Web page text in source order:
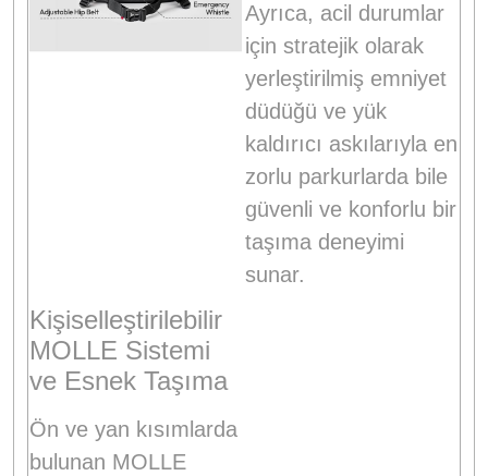
Ayrıca, acil durumlar
için stratejik olarak
yerleştirilmiş emniyet
düdüğü ve yük
kaldırıcı askılarıyla en
zorlu parkurlarda bile
güvenli ve konforlu bir
taşıma deneyimi
sunar.
Kişiselleştirilebilir
MOLLE Sistemi
ve Esnek Taşıma
Ön ve yan kısımlarda
bulunan MOLLE